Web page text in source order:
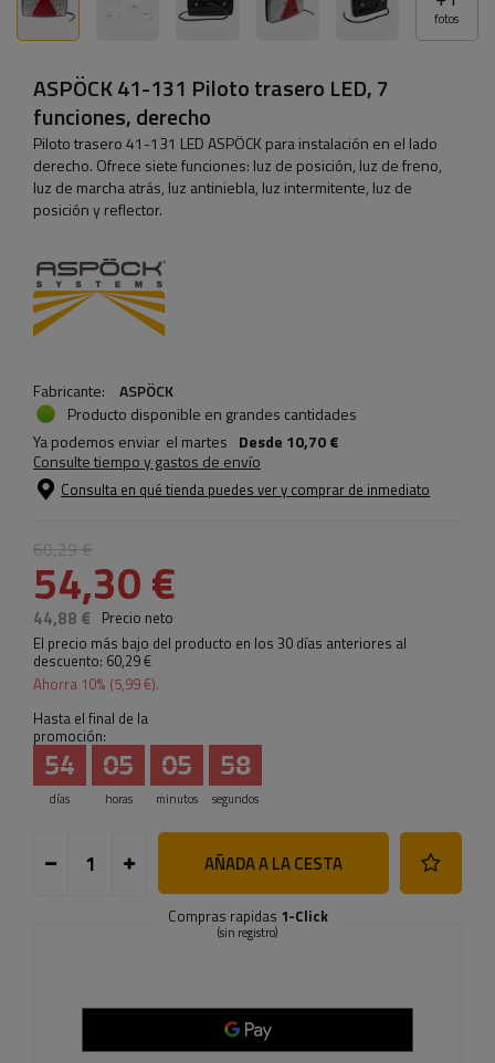
fotos
ASPÖCK 41-131 Piloto trasero LED, 7
funciones, derecho
Piloto trasero 41-131 LED ASPÖCK para instalación en el lado
derecho. Ofrece siete funciones: luz de posición, luz de freno,
luz de marcha atrás, luz antiniebla, luz intermitente, luz de
posición y reflector.
Fabricante:
ASPÖCK
Producto disponible en grandes cantidades
Ya podemos enviar el martes Desde 10,70 €
Consulte tiempo y gastos de envío
Consulta en qué tienda puedes ver y comprar de inmediato
60,29 €
54,30 €
44,88 € Precio neto
El precio más bajo del producto en los 30 días anteriores al
descuento: 60,29 €
Ahorra 10% (5,99 €).
Hasta el final de la
promoción:
días
54
horas
05
minutos
05
segundos
57
AÑADA A LA CESTA
Compras rapidas 1-Click
(sin registro)